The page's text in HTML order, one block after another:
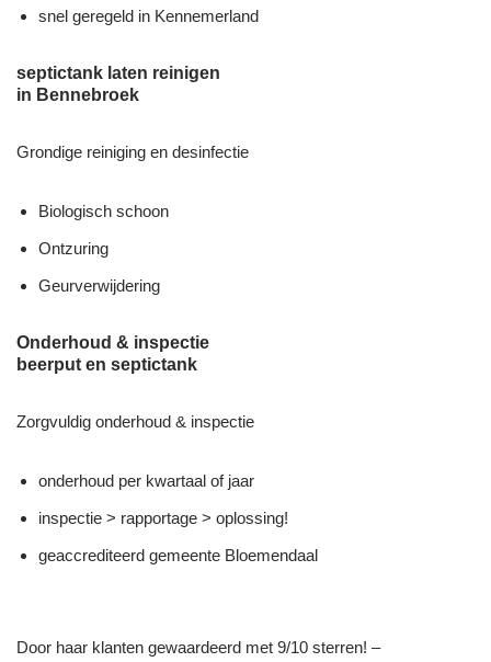
snel geregeld in Kennemerland
septictank laten reinigen
in Bennebroek
Grondige reiniging en desinfectie
Biologisch schoon
Ontzuring
Geurverwijdering
Onderhoud & inspectie
beerput en septictank
Zorgvuldig onderhoud & inspectie
onderhoud per kwartaal of jaar
inspectie > rapportage > oplossing!
geaccrediteerd gemeente Bloemendaal
Door haar klanten gewaardeerd met 9/10 sterren! –